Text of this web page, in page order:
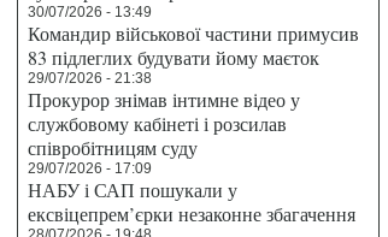
30/07/2026 - 13:49
Командир військової частини примусив
83 підлеглих будувати йому маєток
29/07/2026 - 21:38
Прокурор знімав інтимне відео у
службовому кабінеті і розсилав
співробітницям суду
29/07/2026 - 17:09
НАБУ і САП пошукали у
ексвіцепрем’єрки незаконне збагачення